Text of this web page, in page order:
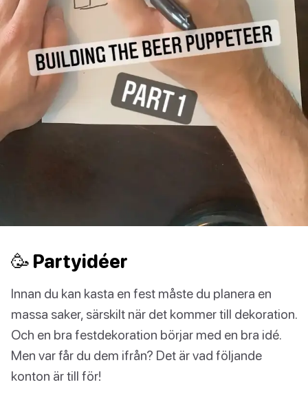
🥳 Partyidéer
Innan du kan kasta en fest måste du planera en
massa saker, särskilt när det kommer till dekoration.
Och en bra festdekoration börjar med en bra idé.
Men var får du dem ifrån? Det är vad följande
konton är till för!